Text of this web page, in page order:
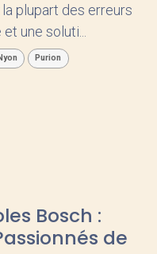
plupart des erreurs
une soluti...
Purion
Bosch :
de